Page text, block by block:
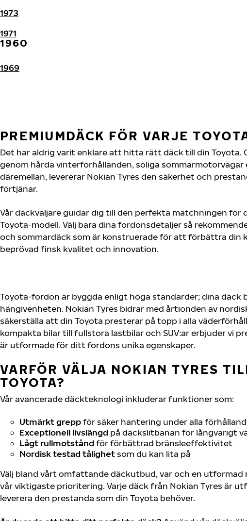
1973
1971
1960
1969
PREMIUMDÄCK FÖR VARJE
Det har aldrig varit enklare att hitta rätt däck till din Toyota.
genom hårda vinterförhållanden, soliga sommarmotorvägar
däremellan, levererar Nokian Tyres den säkerhet och
förtjänar.
Vår däckväljare guidar dig till den perfekta matchningen för
Toyota-modell. Välj bara dina fordonsdetaljer så
och sommardäck som är konstruerade för att förbättra din
beprövad finsk kvalitet och innovation.
Toyota-fordon är byggda enligt höga standarder; dina däck
hängivenheten. Nokian Tyres bidrar med årtionden av
säkerställa att din Toyota presterar på topp i alla
kompakta bilar till fullstora lastbilar och SUV:ar erbjuder vi
är utformade för ditt fordons unika egenskaper.
VARFÖR VÄLJA NOKIAN TYRES
TOYOTA?
Vår avancerade däckteknologi inkluderar funktioner som:
Utmärkt greppför säker hantering under alla
Exceptionell livslängd på däckslitbanan för långvarigt
Lågt rullmotstånd för förbättrad bränsleeffektivitet
Nordisk testad tålighetsom du kan lita på
Välj bland vårt omfattande däckutbud, var och en utformad
vår viktigaste prioritering. Varje däck från Nokian Tyres är
leverera den prestanda som din Toyota behöver.